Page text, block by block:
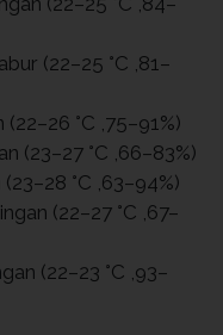
(22–25 °C ,81–
°C ,75–91%)
(23–27 °C ,66–83%)
°C ,63–94%)
(22–27 °C ,67–
(22–23 °C ,93–